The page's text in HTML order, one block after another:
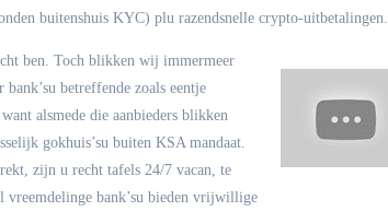
buitenshuis KYC) plu razendsnelle crypto-uitbetalingen.
ben. Toch blikken wij immermeer
betreffende zoals eentje
alsmede die aanbieders blikken
gokhuis’su buiten KSA mandaat.
zijn u recht tafels 24/7 vacan, te
vreemdelinge bank’su bieden vrijwillige